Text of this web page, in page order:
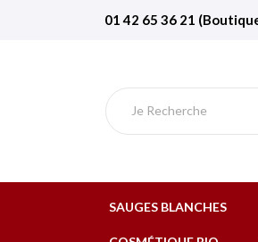
01 42 65 36 21
SAUGES BLANCHES